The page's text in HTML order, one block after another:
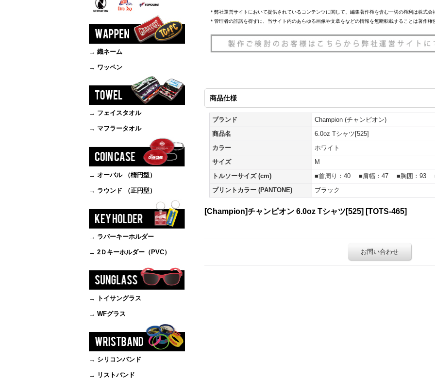
→ 織ネーム
→ ワッペン
→ フェイスタオル
→ マフラータオル
→ オーバル （楕円型）
→ ラウンド （正円型）
→ ラバーキーホルダー
→ 2Ｄキーホルダー（PVC）
→ トイサングラス
→ WFグラス
→ シリコンバンド
→ リストバンド
＊弊社運営サイトにおいて提供されているコンテンツに関して、編集著作権を含む一切の権利は株式会
＊管理者の許諾を得ずに、当サイト内のあらゆる画像や文章をなどの情報を無断転載することは著作権
商品仕様
ブランド
Champion (チャンピオン)
商品名
6.0oz Tシャツ[525]
カラー
ホワイト
サイズ
M
トルソーサイズ (cm)
■首周り：40 ■肩幅：47 ■胸囲：93 ■
プリントカラー (PANTONE)
ブラック
[Champion]チャンピオン 6.0oz Tシャツ[525] [TOTS-465]
お問い合わせ